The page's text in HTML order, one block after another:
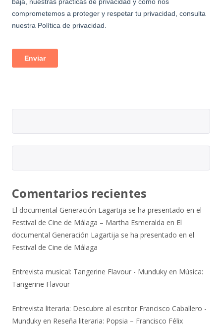
Comentarios recientes
El documental Generación Lagartija se ha presentado en el
Festival de Cine de Málaga – Martha Esmeralda en El
documental Generación Lagartija se ha presentado en el
Festival de Cine de Málaga
Entrevista musical: Tangerine Flavour - Munduky en Música:
Tangerine Flavour
Entrevista literaria: Descubre al escritor Francisco Caballero -
Munduky en Reseña literaria: Popsia – Francisco Félix